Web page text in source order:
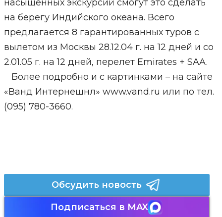
насыщенных экскурсий смогут это сделать
на берегу Индийского океана. Всего
предлагается 8 гарантированных туров с
вылетом из Москвы 28.12.04 г. на 12 дней и со
2.01.05 г. на 12 дней, перелет Emirates + SAA.
Более подробно и с картинками – на сайте
«Ванд Интернешнл» www.vand.ru или по тел.
(095) 780-3660.
Обсудить новость
Подписаться в MAX